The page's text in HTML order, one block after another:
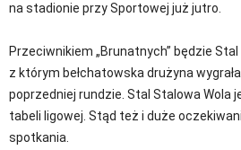
na stadionie przy Sportowej już jutro.
Przeciwnikiem „Brunatnych” będzie Stal
z którym bełchatowska drużyna
poprzedniej rundzie. Stal Stalowa Wola
tabeli ligowej. Stąd też i duże
spotkania.